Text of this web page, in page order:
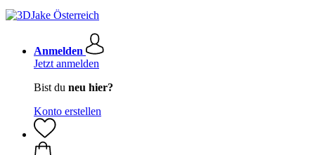
Anmelden
Jetzt anmelden
Bist du neu hier?
Konto erstellen